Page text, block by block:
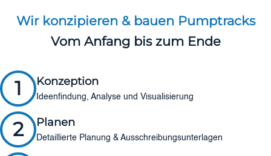
Wir konzipieren & bauen Pumptracks
Vom Anfang bis zum Ende
1 Konzeption
Ideenfindung, Analyse und Visualisierung
2 Planen
Detaillierte Planung & Ausschreibungsunterlagen